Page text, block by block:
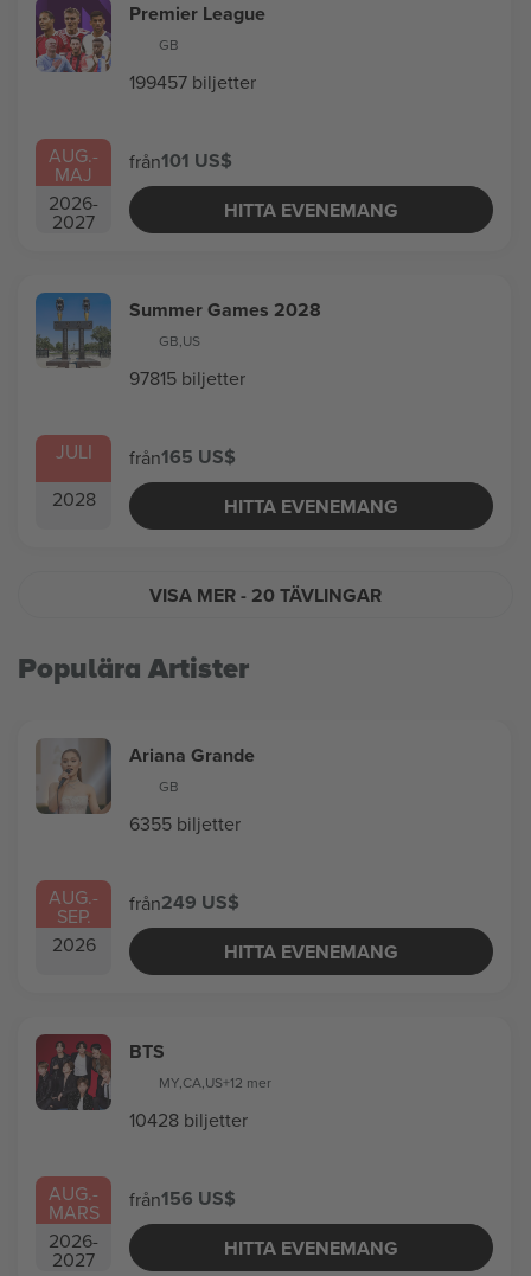
AUG.-
MAJ
2026-
2027
Premier League
GB
199457 biljetter
från101 US$
HITTA EVENEMANG
JULI
2028
Summer Games 2028
GB,US
97815 biljetter
från165 US$
HITTA EVENEMANG
VISA MER- 20 TÄVLINGAR
Populära Artister
AUG.-
SEP.
2026
Ariana Grande
GB
6355 biljetter
från249 US$
HITTA EVENEMANG
AUG.-
MARS
2026-
2027
BTS
MY,CA,US+12 mer
10428 biljetter
från156 US$
HITTA EVENEMANG